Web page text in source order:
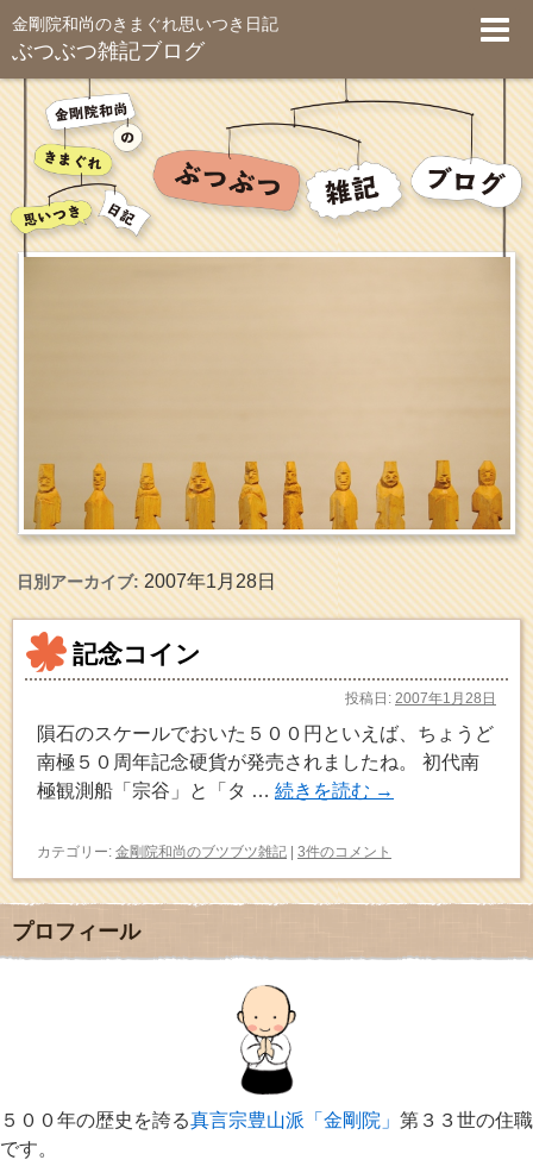
金剛院和尚のきまぐれ思いつき日記
ぶつぶつ雑記ブログ
日別アーカイブ:2007年1月28日
記念コイン
投稿日: 2007年1月28日
隕石のスケールでおいた５００円といえば、ちょうど
南極５０周年記念硬貨が発売されましたね。 初代南
極観測船「宗谷」と「タ … 続きを読む →
カテゴリー: 金剛院和尚のブツブツ雑記 | 3件のコメント
プロフィール
５００年の歴史を誇る真言宗豊山派「金剛院」 第３３世の住職
です。